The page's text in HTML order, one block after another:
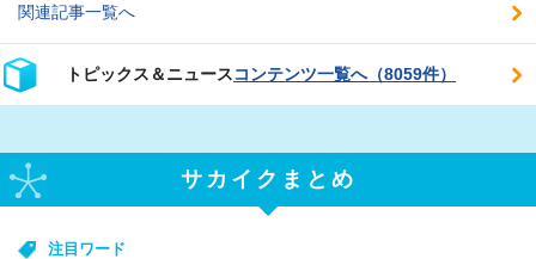
関連記事一覧へ
トピックス＆ニュースコンテンツ一覧へ（8059件）
サカイクまとめ
注目ワード